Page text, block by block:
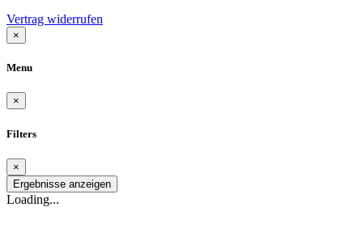
Vertrag widerrufen
×
Menu
×
Filters
×
Ergebnisse anzeigen
Loading...